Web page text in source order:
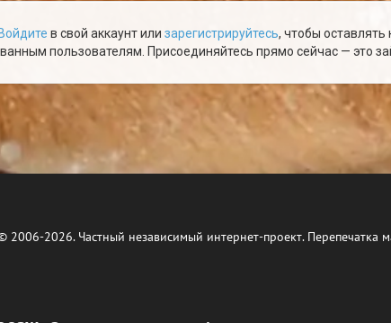
Войдите в свой аккаунт или зарегистрируйтесь, чтобы
пользователям. Присоединяйтесь прямо сейчас — это
2026. Частный независимый интернет-проект. Перепечатка